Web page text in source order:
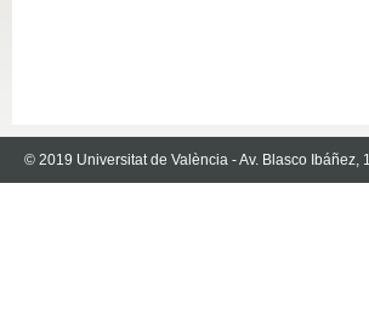
© 2019 Universitat de València - Av. Blasco